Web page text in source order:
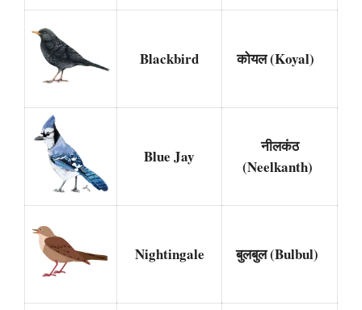
Blackbird कोयल (Koyal)
Blue Jay
नीलकंठ
(Neelkanth)
Nightingale बुलबुल (Bulbul)